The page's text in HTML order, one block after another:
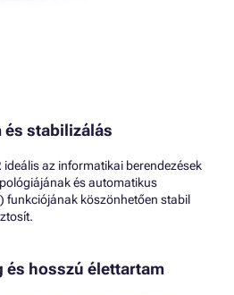
és stabilizálás
ideális az informatikai berendezések
és automatikus
funkciójának köszönhetően stabil
és hosszú élettartam